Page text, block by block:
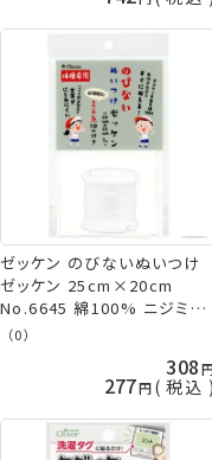
ゼッケン のびないぬいつけ
ゼッケン 25cm×20cm
No.6645 綿100% ニジミ防
止加工 手縫糸付き 体操着
（0）
308
277 税込